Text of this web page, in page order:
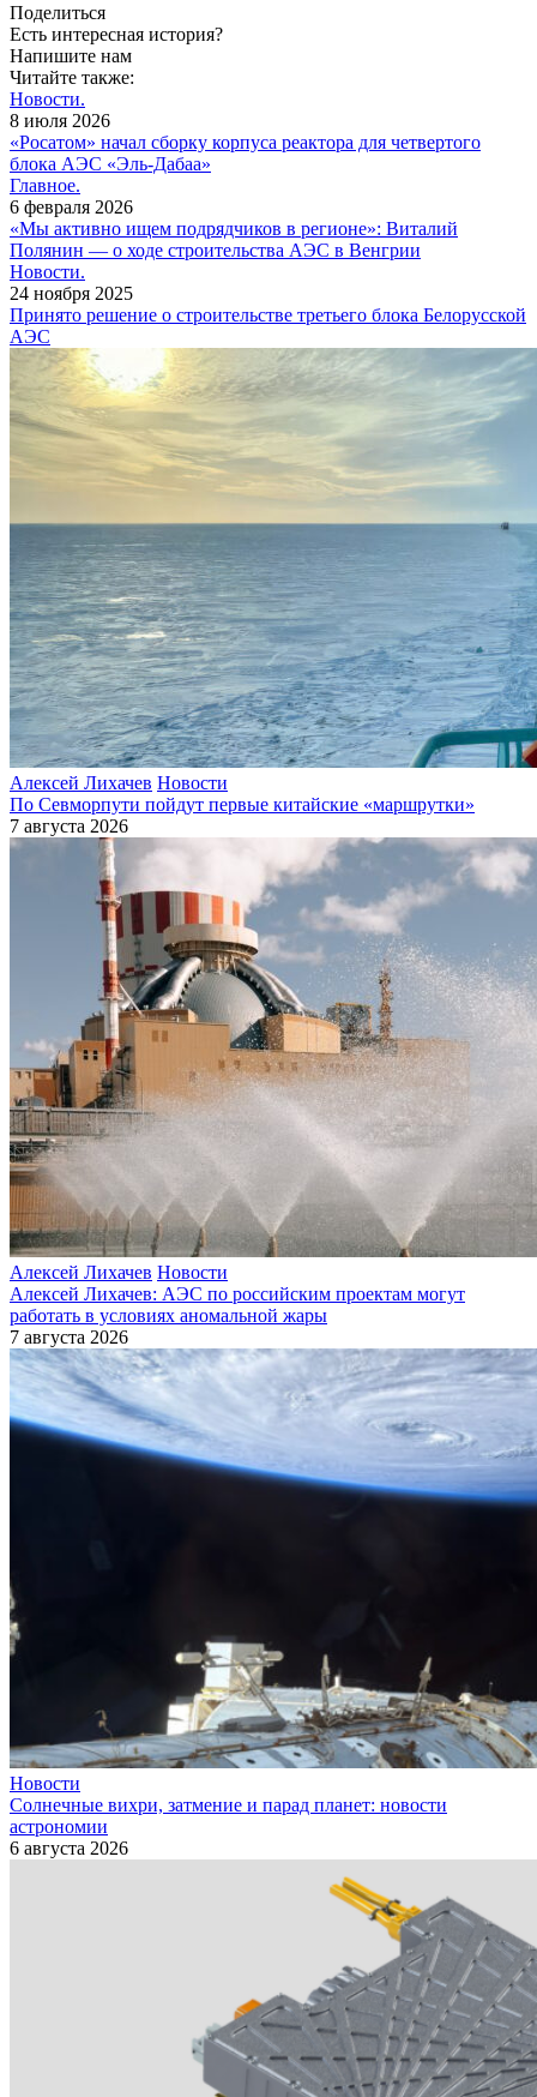
Поделиться
Есть интересная история?
Напишите нам
Читайте также:
Новости.
8 июля 2026
«Росатом» начал сборку корпуса реактора для четвертого
блока АЭС «Эль-Дабаа»
Главное.
6 февраля 2026
«Мы активно ищем подрядчиков в регионе»: Виталий
Полянин — о ходе строительства АЭС в Венгрии
Новости.
24 ноября 2025
Принято решение о строительстве третьего блока Белорусской
АЭС
Алексей Лихачев Новости
По Севморпути пойдут первые китайские «маршрутки»
7 августа 2026
Алексей Лихачев Новости
Алексей Лихачев: АЭС по российским проектам могут
работать в условиях аномальной жары
7 августа 2026
Новости
Солнечные вихри, затмение и парад планет: новости
астрономии
6 августа 2026